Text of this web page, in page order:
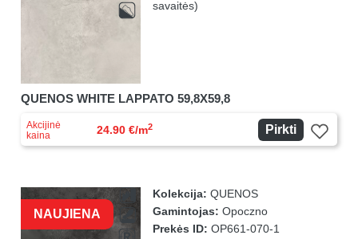
savaitės)
QUENOS WHITE LAPPATO 59,8X59,8
Akcijinė
kaina
24.90 €/m2 Pirkti
NAUJIENA
Kolekcija: QUENOS
Gamintojas: Opoczno
Prekės ID: OP661-070-1